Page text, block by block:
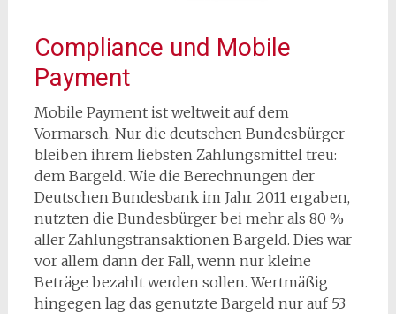
Compliance und Mobile
Payment
Mobile Payment ist weltweit auf dem
Vormarsch. Nur die deutschen Bundesbürger
bleiben ihrem liebsten Zahlungsmittel treu:
dem Bargeld. Wie die Berechnungen der
Deutschen Bundesbank im Jahr 2011 ergaben,
nutzten die Bundesbürger bei mehr als 80 %
aller Zahlungstransaktionen Bargeld. Dies war
vor allem dann der Fall, wenn nur kleine
Beträge bezahlt werden sollen. Wertmäßig
hingegen lag das genutzte Bargeld nur auf 53